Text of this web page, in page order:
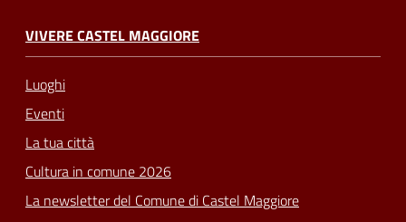
VIVERE CASTEL MAGGIORE
Luoghi
Eventi
La tua città
Cultura in comune 2026
La newsletter del Comune di Castel Maggiore